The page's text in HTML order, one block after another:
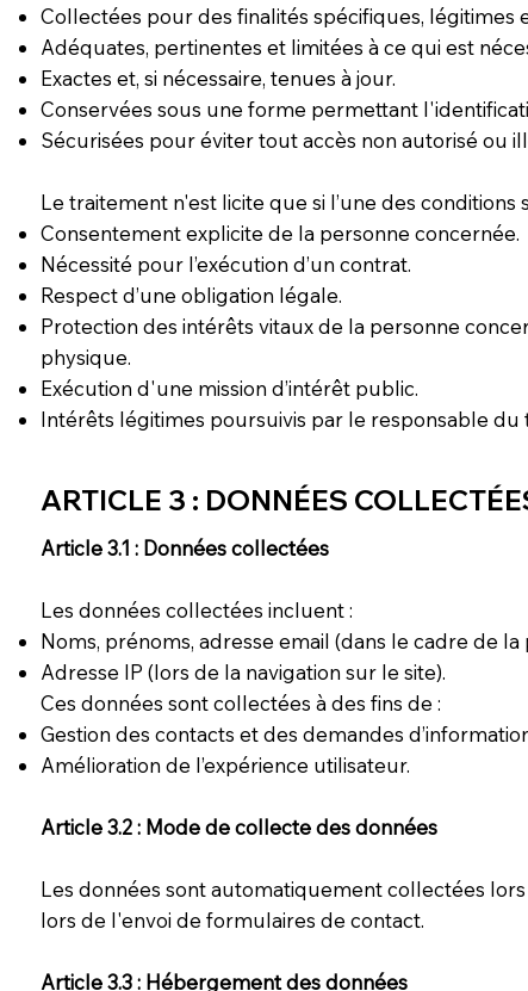
Collectées pour des finalités spécifiques, légitimes
Adéquates, pertinentes et limitées à ce qui est
Exactes et, si nécessaire, tenues à jour.
Conservées sous une forme permettant
Sécurisées pour éviter tout accès non autorisé ou
Le traitement n'est licite que si l’une des conditions
Consentement explicite de la personne concernée.
Nécessité pour l’exécution d’un contrat.
Respect d’une obligation légale.
Protection des intérêts vitaux de la personne
physique.
Exécution d'une mission d’intérêt public.
Intérêts légitimes poursuivis par le responsable du
ARTICLE 3 : DONNÉES
Article 3.1 : Données collectées
Les données collectées incluent :
Noms, prénoms, adresse email (dans le cadre de la
Adresse IP (lors de la navigation sur le site).
Ces données sont collectées à des fins de :
Gestion des contacts et des demandes
Amélioration de l’expérience utilisateur.
Article 3.2 : Mode de collecte des données
Les données sont automatiquement collectées
lors de l'envoi de formulaires de contact.
Article 3.3 : Hébergement des données